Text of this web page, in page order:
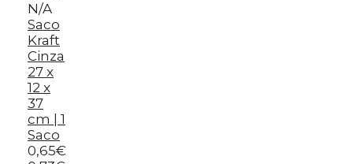
N/A
Saco
Kraft
Cinza
27 x
12 x
37
cm | 1
Saco
0,65€